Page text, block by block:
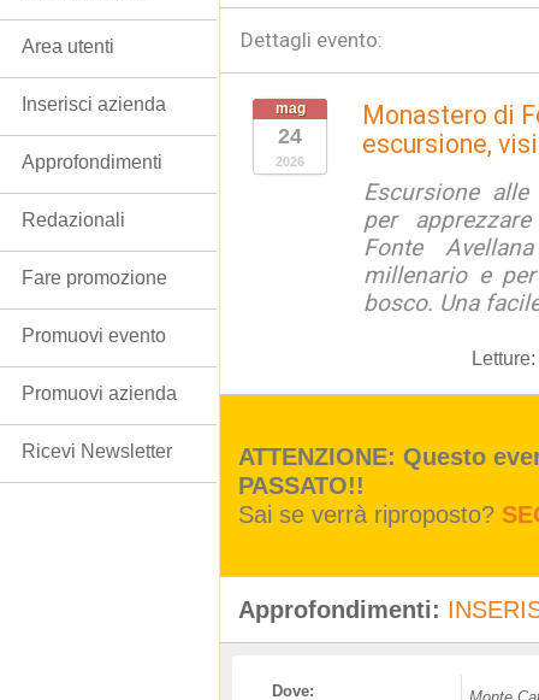
Dettagli evento:
mag
24
2026
Monastero di
escursione,
Escursione
per
Fonte
millenario e
bosco. Una
Letture:
ATTENZIONE: Questo
PASSATO!!
Sai se verrà riproposto?
Approfondimenti:
Dove:
Area utenti
Inserisci azienda
Approfondimenti
Redazionali
Fare promozione
Promuovi evento
Promuovi azienda
Ricevi Newsletter